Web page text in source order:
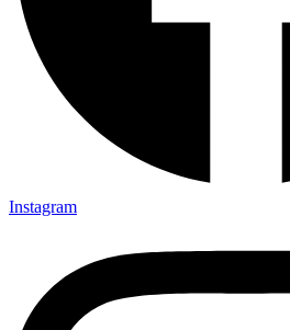
Instagram